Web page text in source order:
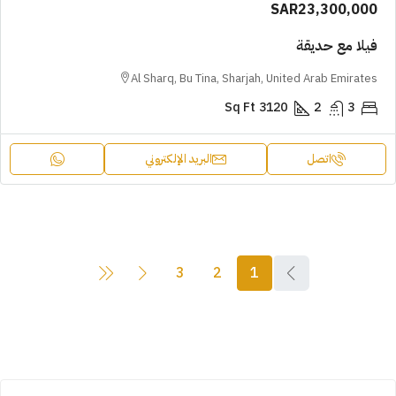
SAR23,300,000
فيلا مع حديقة
Al Sharq, Bu Tina, Sharjah, United Arab Emirates
3
2
3120
Sq Ft
اتصل البريد الإلكتروني